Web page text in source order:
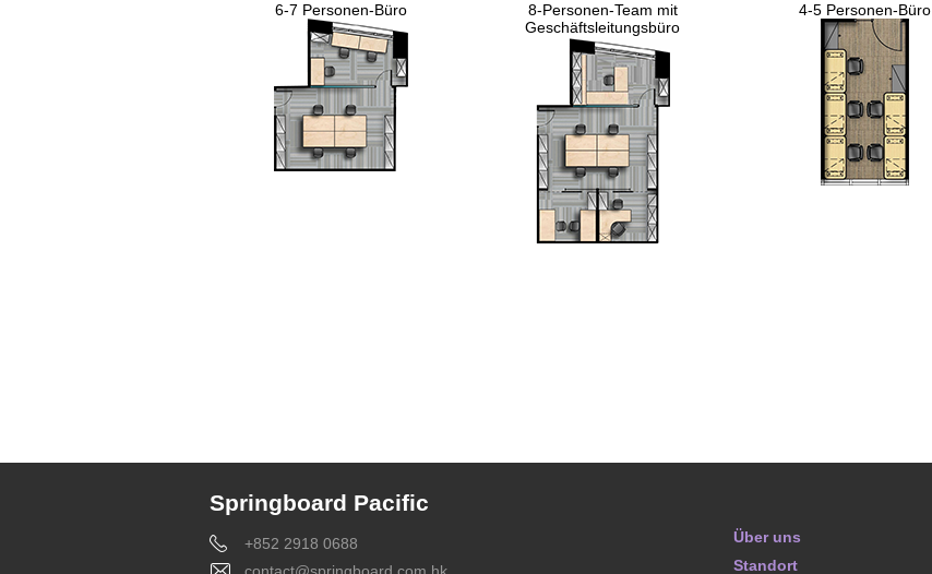
6-7 Personen-Büro
8-Personen-Team mit
Geschäftsleitungsbüro
4-5 Personen-Büro
Über uns
Standort
Springboard Pacific
+852 2918 0688